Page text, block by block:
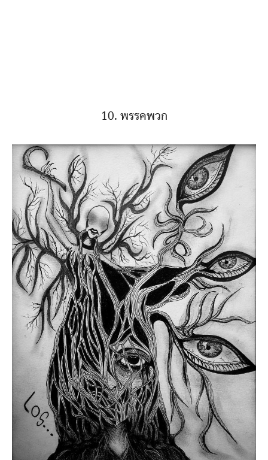
10. พรรคพวก